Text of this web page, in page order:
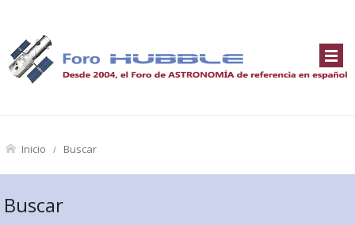
Inicio Buscar
Buscar